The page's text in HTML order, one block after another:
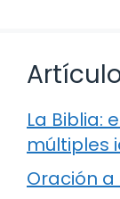
La Biblia:
múltiples
Oración